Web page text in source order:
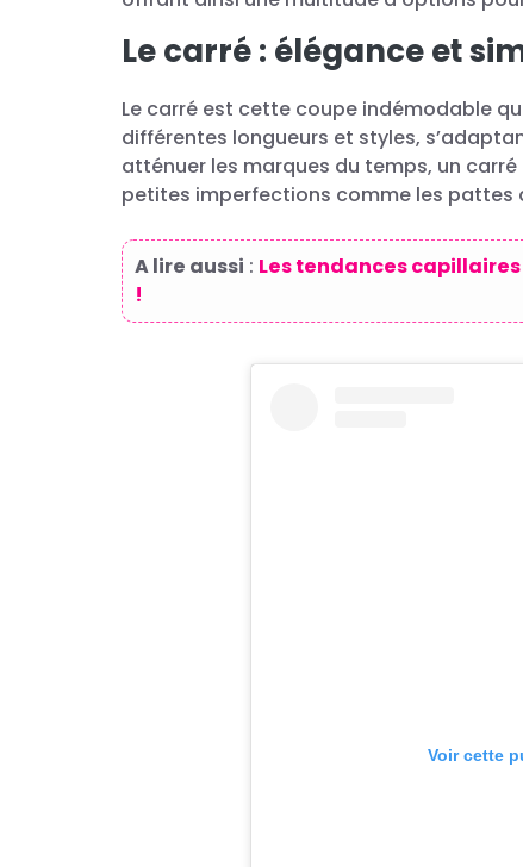
Le carré : élégance et
Le carré est cette coupe indémodable
différentes longueurs et styles,
atténuer les marques du temps, un
petites imperfections comme les pattes
A lire aussi : Les tendances
!
Voir cette